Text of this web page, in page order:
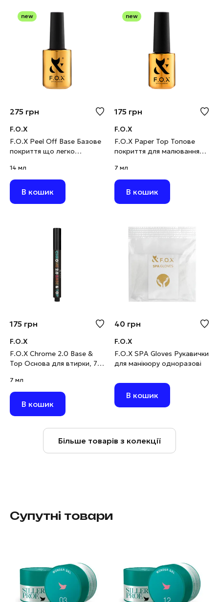
new
275 грн
F.O.X
F.O.X Peel Off Base Базове
покриття що легко
14 мл
В кошик
new
175 грн
F.O.X
F.O.X Paper Top Топове
покриття для малювання
7 мл
В кошик
175 грн
F.O.X
F.O.X Chrome 2.0 Base &
Top Основа для втирки, 7
7 мл
В кошик
40 грн
F.O.X
F.O.X SPA Gloves Рукавички
для манікюру одноразові
В кошик
Більше товарів з колекції
Супутні товари